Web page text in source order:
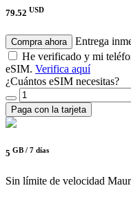
79.52 USD
Compra ahora
Entrega
He verificado y mi
eSIM. Verifica aquí
¿Cuántos eSIM necesitas?
Paga con la tarjeta
5 GB / 7 días
Sin límite de velocidad